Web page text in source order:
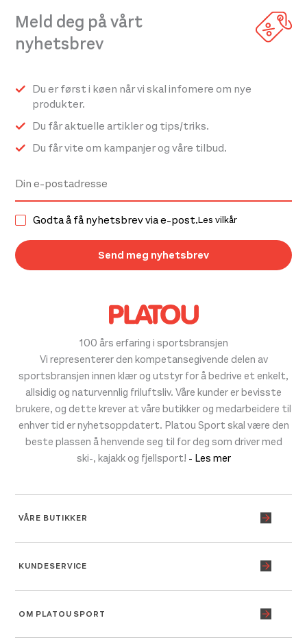
100 års erfaring i sportsbransjen
Vi representerer den kompetansegivende delen av
sportsbransjen innen klær og utstyr for å bedrive et enkelt,
allsidig og naturvennlig friluftsliv. Våre kunder er bevisste
brukere, og dette krever at våre butikker og medarbeidere til
enhver tid er nyhetsoppdatert. Platou Sport skal være den
beste plassen å henvende seg til for deg som driver med
ski-, kajakk og fjellsport! - Les mer
VÅRE BUTIKKER
KUNDESERVICE
OM PLATOU SPORT
Meld deg på vårt
nyhetsbrev
Du er først i køen når vi skal infomere om nye
produkter.
Du får aktuelle artikler og tips/triks.
Du får vite om kampanjer og våre tilbud.
Godta å få nyhetsbrev via e-post.Les vilkår